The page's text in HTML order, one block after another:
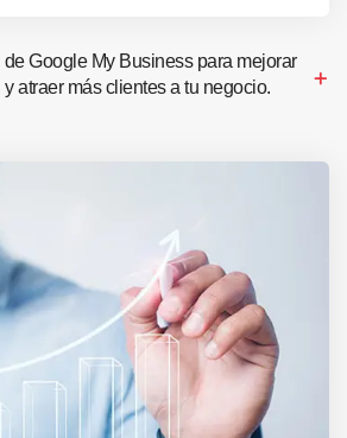
Google My Business para mejorar
atraer más clientes a tu negocio.